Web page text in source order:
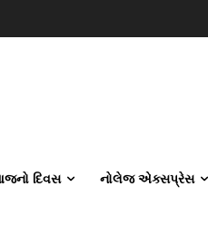
દિવસ નોલેજ એક્સપ્રેસ